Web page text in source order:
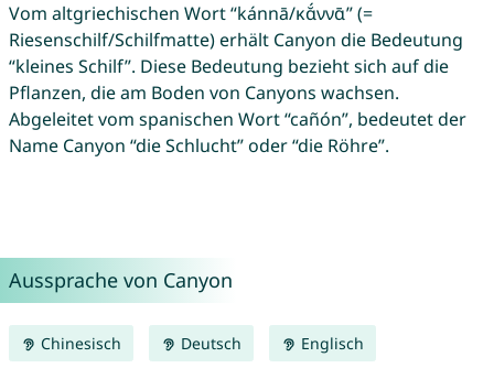
Vom altgriechischen Wort “kánnā/κᾰ́ννᾱ” (=
Riesenschilf/Schilfmatte) erhält Canyon die Bedeutung
“kleines Schilf”. Diese Bedeutung bezieht sich auf die
Pflanzen, die am Boden von Canyons wachsen.
Abgeleitet vom spanischen Wort “cañón”, bedeutet der
Name Canyon “die Schlucht” oder “die Röhre”.
Aussprache von Canyon
Chinesisch Deutsch Englisch